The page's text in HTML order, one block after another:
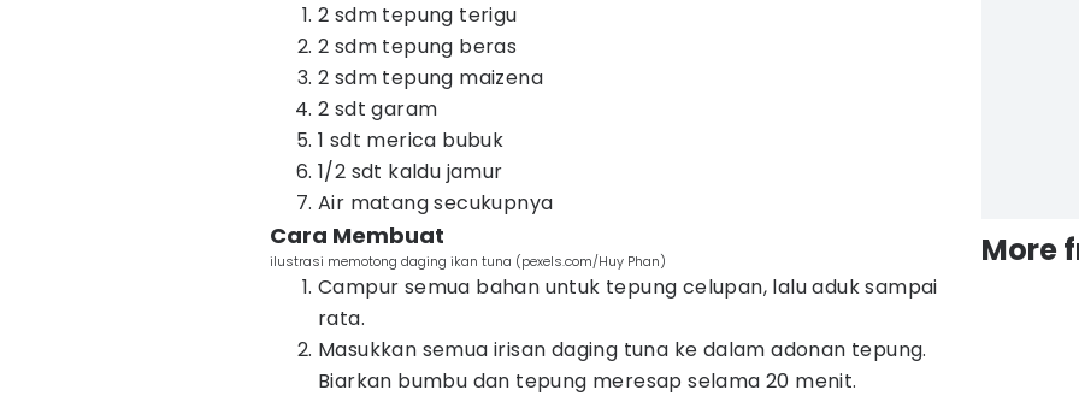
2 sdm tepung terigu
2 sdm tepung beras
2 sdm tepung maizena
2 sdt garam
1 sdt merica bubuk
1/2 sdt kaldu jamur
Air matang secukupnya
Cara Membuat
ilustrasi memotong daging ikan tuna (pexels.com/Huy Phan)
Campur semua bahan untuk tepung celupan, lalu aduk sampai
rata.
Masukkan semua irisan daging tuna ke dalam adonan tepung.
Biarkan bumbu dan tepung meresap selama 20 menit.
More